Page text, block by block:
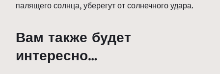
палящего солнца, уберегут от солнечного удара.
Вам также будет
интересно…